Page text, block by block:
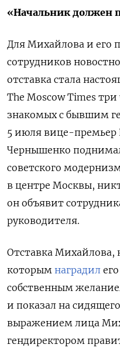
«Начальник должен
Для Михайлова и его
сотрудников
отставка стала
The Moscow Times
знакомых с бывшим
5 июля вице-
Чернышенко
советского
в центре Москвы,
он объявит
руководителя.
Отставка Михайлова,
которым наградил
собственным
и показал на
выражением лица
гендиректором